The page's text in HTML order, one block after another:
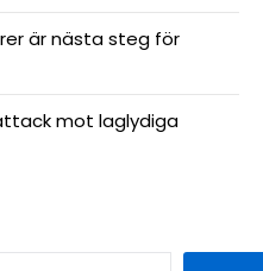
är nästa steg för
mot laglydiga